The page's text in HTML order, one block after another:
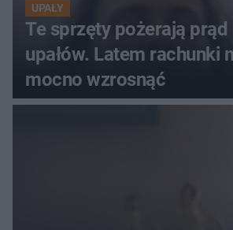
UPAŁY
Te sprzęty pożerają
upałów. Latem rachunki
mocno wzrosnąć